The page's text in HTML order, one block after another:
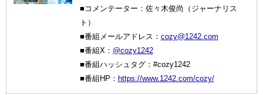
■コメンテーター：佐々木俊尚（ジャーナリス
ト）
■番組メールアドレス： cozy@1242.com
■番組X： @cozy1242
■番組ハッシュタグ：#cozy1242
■番組HP： https://www.1242.com/cozy/